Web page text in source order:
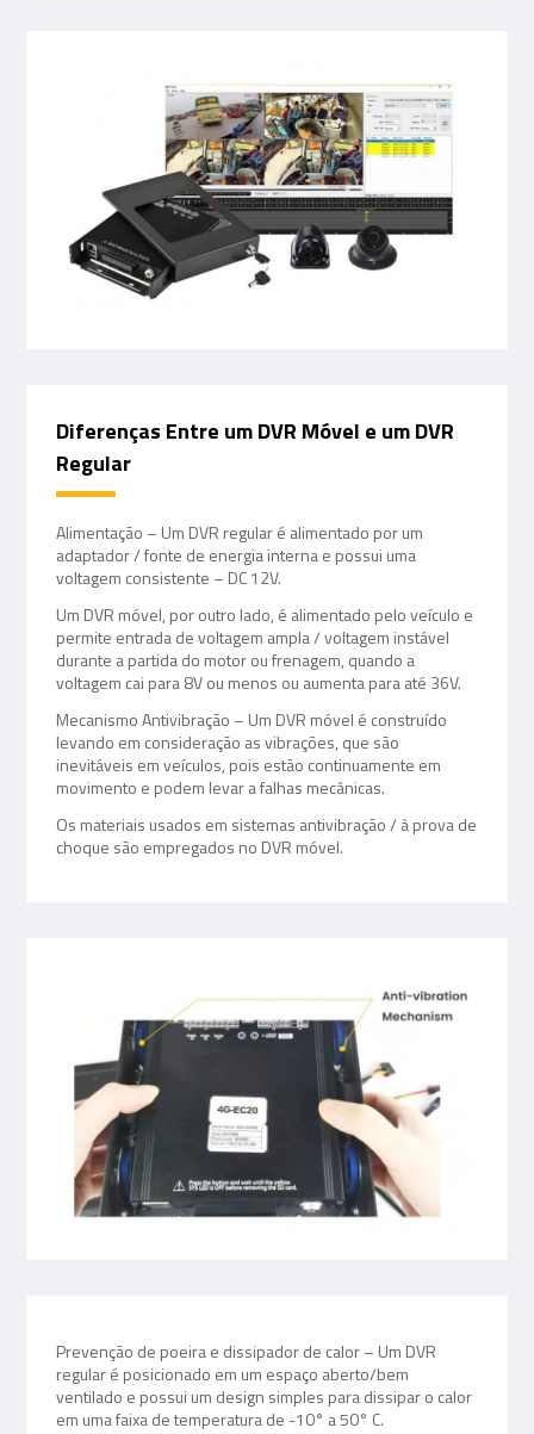
Diferenças Entre um DVR Móvel e um DVR
Regular
Alimentação – Um DVR regular é alimentado por um
adaptador / fonte de energia interna e possui uma
voltagem consistente – DC 12V.
Um DVR móvel, por outro lado, é alimentado pelo veículo e
permite entrada de voltagem ampla / voltagem instável
durante a partida do motor ou frenagem, quando a
voltagem cai para 8V ou menos ou aumenta para até 36V.
Mecanismo Antivibração – Um DVR móvel é construído
levando em consideração as vibrações, que são
inevitáveis em veículos, pois estão continuamente em
movimento e podem levar a falhas mecânicas.
Os materiais usados em sistemas antivibração / à prova de
choque são empregados no DVR móvel.
Prevenção de poeira e dissipador de calor – Um DVR
regular é posicionado em um espaço aberto/bem
ventilado e possui um design simples para dissipar o calor
em uma faixa de temperatura de -10° a 50° C.